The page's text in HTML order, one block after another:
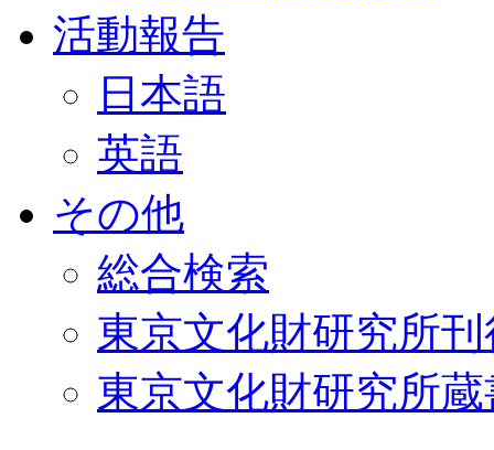
活動報告
日本語
英語
その他
総合検索
東京文化財研究所
東京文化財研究所